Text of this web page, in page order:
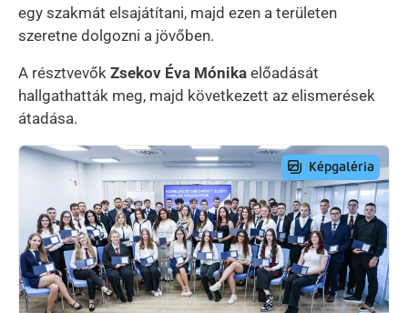
egy szakmát elsajátítani, majd ezen a területen
szeretne dolgozni a jövőben.
A résztvevők Zsekov Éva Mónika előadását
hallgathatták meg, majd következett az elismerések
átadása.
Preview Image